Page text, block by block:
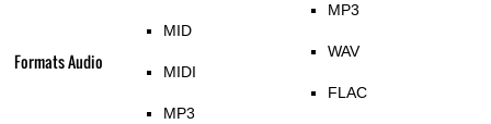
Formats Audio
MID
MIDI
MP3
MP3
WAV
FLAC